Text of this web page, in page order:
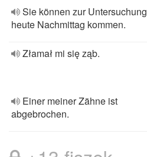
Sie können zur Untersuchung
heute Nachmittag kommen.
Złamał mi się ząb.
Einer meiner Zähne ist
abgebrochen.